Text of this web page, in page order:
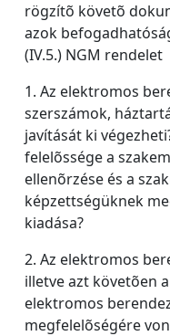
rögzítõ követõ
azok
(IV.5.) NGM
1. Az elektromos
szerszámok,
javítását ki
felelõssége a
ellenõrzése és a
képzettségüknek
kiadása?
2. Az elektromos
illetve azt követõen
elektromos
megfelelõségére